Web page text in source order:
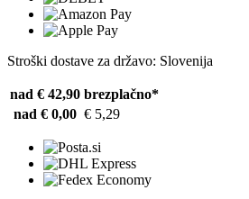
Stroški dostave za državo: Slovenija
nad € 42,90 brezplačno*
nad € 0,00 € 5,29